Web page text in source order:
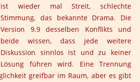
ist wieder mal Streit, schlechte
Stimmung, das bekannte Drama. Die
Version 9.9 desselben Konflikts und
beide wissen, dass jede weitere
Diskussion sinnlos ist und zu keiner
Lösung führen wird. Eine Trennung
greifbar im Raum, aber es gibt